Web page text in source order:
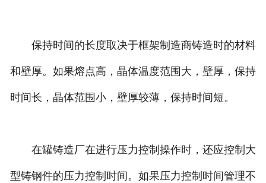
保持时间的长度取决于框架制造商铸造时的材料
和壁厚。如果熔点高，晶体温度范围大，壁厚，保持
时间长，晶体范围小，壁厚较薄，保持时间短。
在罐铸造厂在进行压力控制操作时，还应控制大
型铸钢件的压力控制时间。如果压力控制时间管理不